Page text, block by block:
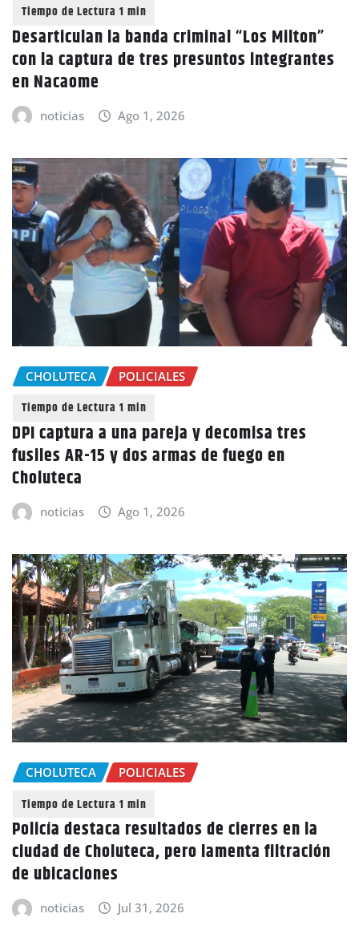
Desarticulan la banda criminal “Los Milton”
con la captura de tres presuntos integrantes
en Nacaome
noticias Ago 1, 2026
CHOLUTECA POLICIALES
DPI captura a una pareja y decomisa tres
fusiles AR-15 y dos armas de fuego en
Choluteca
noticias Ago 1, 2026
CHOLUTECA POLICIALES
Policía destaca resultados de cierres en la
ciudad de Choluteca, pero lamenta filtración
de ubicaciones
noticias Jul 31, 2026